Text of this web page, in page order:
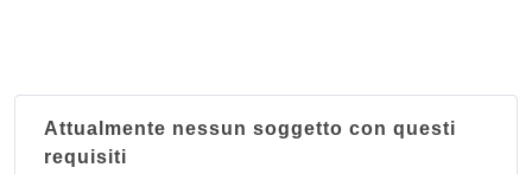
Attualmente nessun soggetto con questi
requisiti